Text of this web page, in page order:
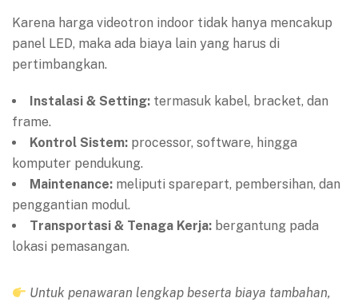
Karena harga videotron indoor tidak hanya mencakup
panel LED, maka ada biaya lain yang harus di
pertimbangkan.
Instalasi & Setting: termasuk kabel, bracket, dan
frame.
Kontrol Sistem: processor, software, hingga
komputer pendukung.
Maintenance: meliputi sparepart, pembersihan, dan
penggantian modul.
Transportasi & Tenaga Kerja: bergantung pada
lokasi pemasangan.
Untuk penawaran lengkap beserta biaya tambahan,